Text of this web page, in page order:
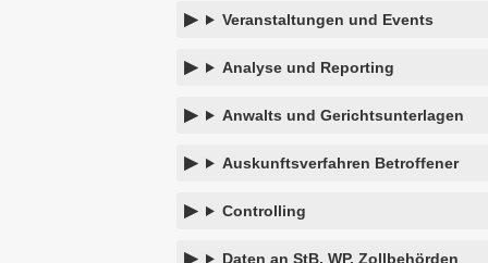
Veranstaltungen und Events
Analyse und Reporting
Anwalts und Gerichtsunterlagen
Auskunftsverfahren Betroffener
Controlling
Daten an StB, WP, Zollbehörden